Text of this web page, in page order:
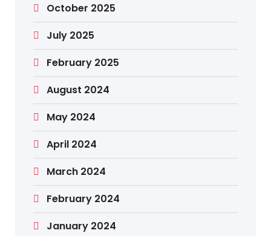
October 2025
July 2025
February 2025
August 2024
May 2024
April 2024
March 2024
February 2024
January 2024